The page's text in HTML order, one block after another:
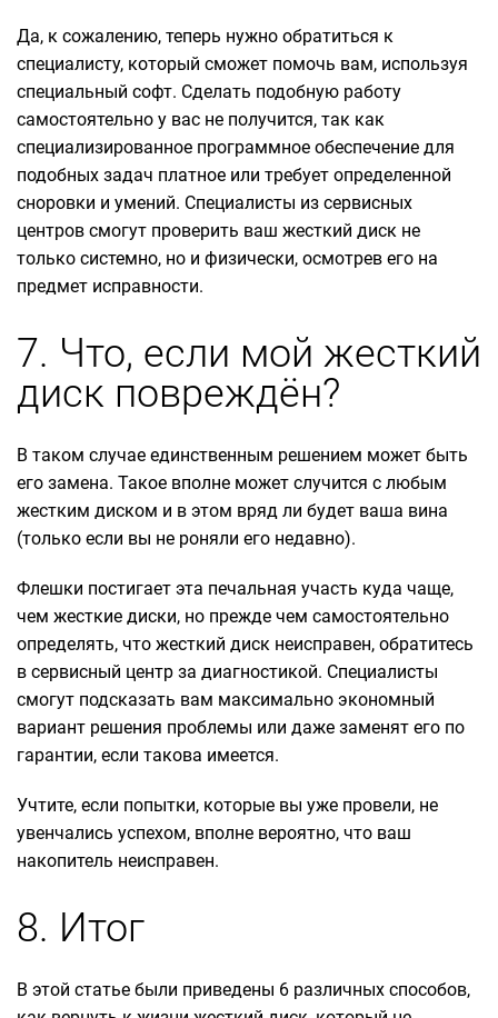
Да, к сожалению, теперь нужно обратиться к
специалисту, который сможет помочь вам, используя
специальный софт. Сделать подобную работу
самостоятельно у вас не получится, так как
специализированное программное обеспечение для
подобных задач платное или требует определенной
сноровки и умений. Специалисты из сервисных
центров смогут проверить ваш жесткий диск не
только системно, но и физически, осмотрев его на
предмет исправности.
7. Что, если мой жесткий
диск повреждён?
В таком случае единственным решением может быть
его замена. Такое вполне может случится с любым
жестким диском и в этом вряд ли будет ваша вина
(только если вы не роняли его недавно).
Флешки постигает эта печальная участь куда чаще,
чем жесткие диски, но прежде чем самостоятельно
определять, что жесткий диск неисправен, обратитесь
в сервисный центр за диагностикой. Специалисты
смогут подсказать вам максимально экономный
вариант решения проблемы или даже заменят его по
гарантии, если такова имеется.
Учтите, если попытки, которые вы уже провели, не
увенчались успехом, вполне вероятно, что ваш
накопитель неисправен.
8. Итог
В этой статье были приведены 6 различных способов,